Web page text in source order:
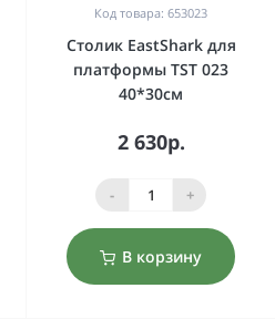
Код товара: 653023
Столик EastShark для
платформы TST 023
40*30см
2 630р.
- +
В корзину